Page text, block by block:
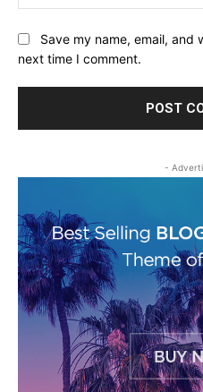
Save my name, email, and
next time I comment.
-